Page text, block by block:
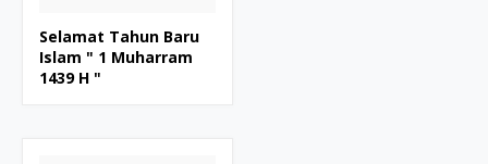
Selamat Tahun Baru
Islam " 1 Muharram
1439 H "